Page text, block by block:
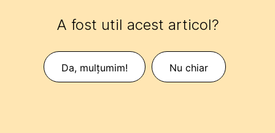
A fost util acest articol?
Da, mulțumim! Nu chiar